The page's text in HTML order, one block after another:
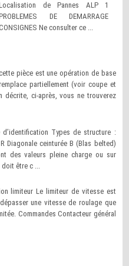
de Pannes ALP 1
DE DEMARRAGE
Ne consulter ce ...
pièce est une opération de base
partiellement (voir coupe et
décrite, ci-après, vous ne trouverez
d’identification Types de structure :
Diagonale ceinturée B (Blas belted)
des valeurs pleine charge ou sur
doit être c ...
limiteur Le limiteur de vitesse est
une vitesse de roulage que
Commandes Contacteur général